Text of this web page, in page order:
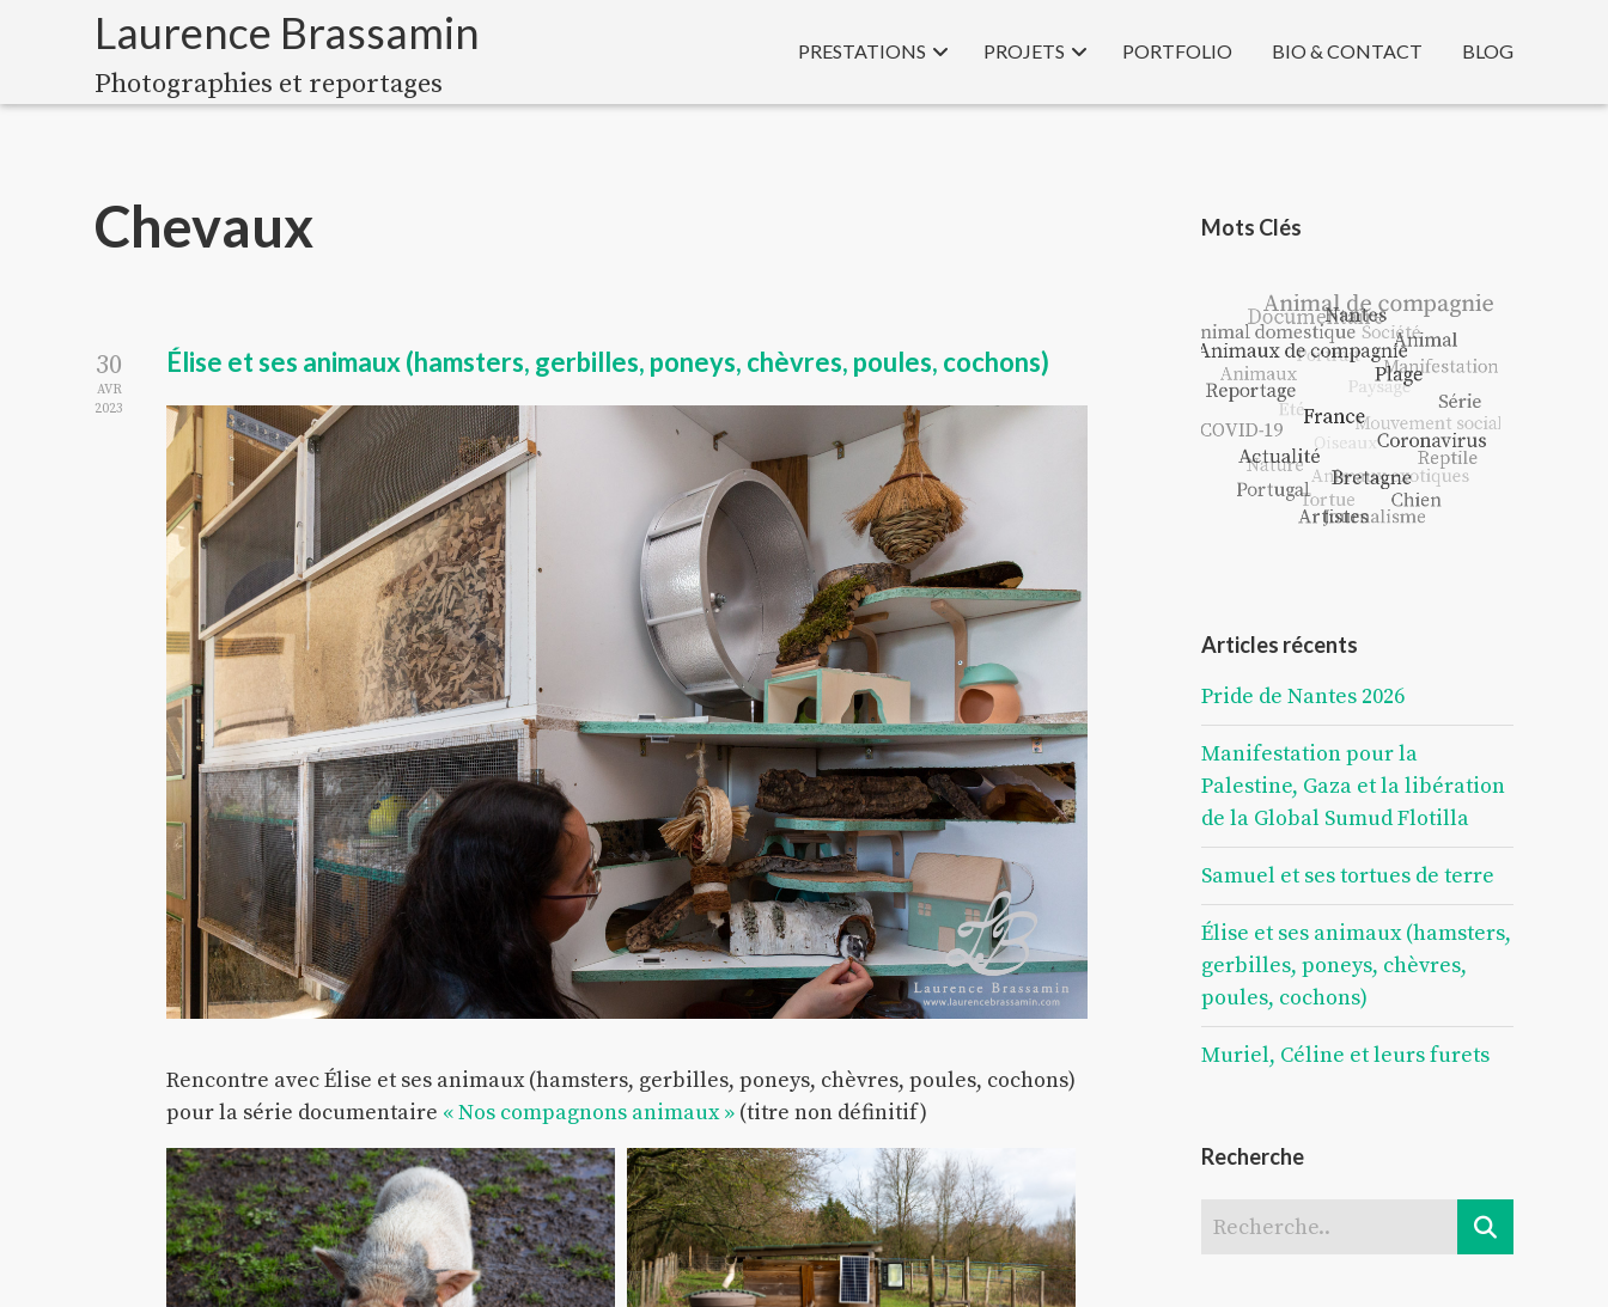
Laurence Brassamin
Photographies et reportages
PRESTATIONS PROJETS PORTFOLIO BIO & CONTACT BLOG
Chevaux
30
AVR
2023
Élise et ses animaux (hamsters, gerbilles, poneys, chèvres, poules, cochons)
Rencontre avec Élise et ses animaux (hamsters, gerbilles, poneys, chèvres, poules, cochons)
pour la série documentaire « Nos compagnons animaux » (titre non définitif)
Mots Clés
Articles récents
Pride de Nantes 2026
Manifestation pour la
Palestine, Gaza et la libération
de la Global Sumud Flotilla
Samuel et ses tortues de terre
Élise et ses animaux (hamsters,
gerbilles, poneys, chèvres,
poules, cochons)
Muriel, Céline et leurs furets
Recherche